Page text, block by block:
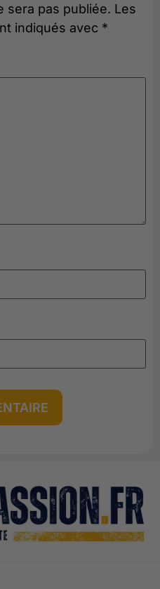
sera pas publiée. Les
indiqués avec *